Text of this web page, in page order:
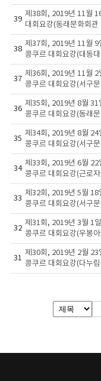
39
제38회, 2019년 11월
대회요강(동래문화회관
38
제37회, 2019년 11월 9
콩쿠르 대회요강(대동
37
제36회, 2019년 11월 2
콩쿠르 대회요강(서구
36
제35회, 2019년 8월 31
콩쿠르 대회요강(동래
35
제34회, 2019년 8월 24
콩쿠르 대회요강(서구
34
제33회, 2019년 6월 22
콩쿠르 대회요강(근로
33
제32회, 2019년 5월 18
콩쿠르 대회요강(서구
32
제31회, 2019년 3월 1
콩쿠르 대회요강(우봉
31
제30회, 2019년 2월 23
콩쿠르 대회요강(다누